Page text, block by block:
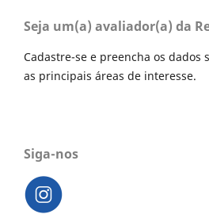
Seja um(a) avaliador(a) da
Cadastre-se e preencha os
as principais áreas de interesse.
Siga-nos